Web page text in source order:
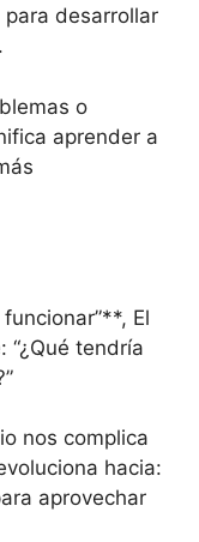
desarrollar
o
aprender a
El
“¿Qué tendría
nos complica
hacia:
aprovechar